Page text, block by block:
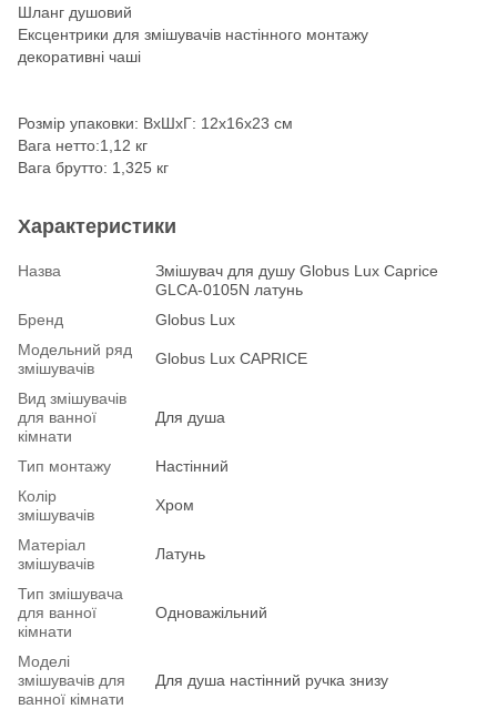
Шланг душовий
Ексцентрики для змішувачів настінного монтажу
декоративні чаші
Розмір упаковки: ВхШхГ: 12х16х23 см
Вага нетто:1,12 кг
Вага брутто: 1,325 кг
Характеристики
Назва
Змішувач для душу Globus Lux Caprice
GLCA-0105N латунь
Бренд
Globus Lux
Модельний ряд
змішувачів
Globus Lux CAPRICE
Вид змішувачів
для ванної
кімнати
Для душа
Тип монтажу
Настінний
Колір
змішувачів
Хром
Матеріал
змішувачів
Латунь
Тип змішувача
для ванної
кімнати
Одноважільний
Моделі
змішувачів для
ванної кімнати
Для душа настінний ручка знизу